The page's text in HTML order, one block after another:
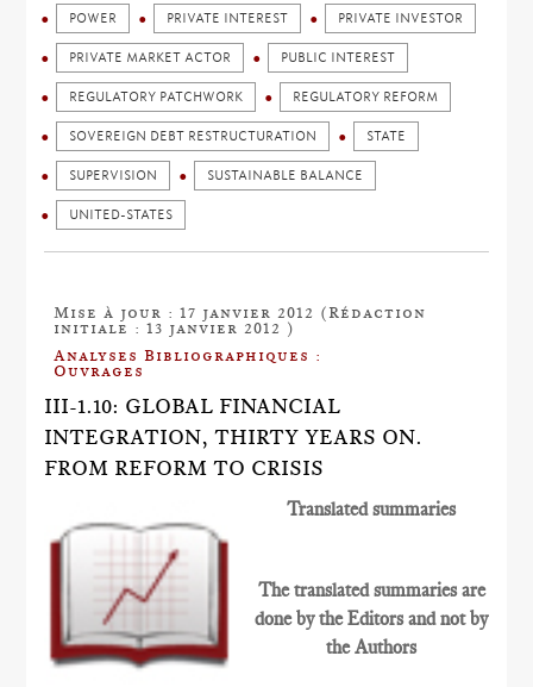
POWER PRIVATE INTEREST PRIVATE INVESTOR
PRIVATE MARKET ACTOR PUBLIC INTEREST
REGULATORY PATCHWORK REGULATORY REFORM
SOVEREIGN DEBT RESTRUCTURATION STATE
SUPERVISION SUSTAINABLE BALANCE
UNITED-STATES
Mise à jour : 17 janvier 2012 (Rédaction
initiale : 13 janvier 2012 )
Analyses Bibliographiques :
Ouvrages
III-1.10: GLOBAL FINANCIAL
INTEGRATION, THIRTY YEARS ON.
FROM REFORM TO CRISIS
Translated summaries
The translated summaries are
done by the Editors and not by
the Authors